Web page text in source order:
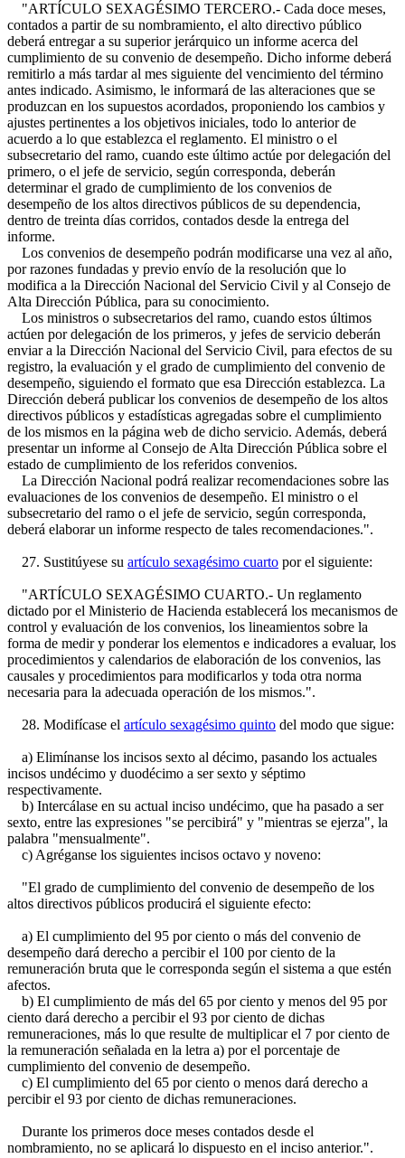
"ARTÍCULO SEXAGÉSIMO TERCERO.- Cada doce meses,
contados a partir de su nombramiento, el alto directivo público
deberá entregar a su superior jerárquico un informe acerca del
cumplimiento de su convenio de desempeño. Dicho informe deberá
remitirlo a más tardar al mes siguiente del vencimiento del término
antes indicado. Asimismo, le informará de las alteraciones que se
produzcan en los supuestos acordados, proponiendo los cambios y
ajustes pertinentes a los objetivos iniciales, todo lo anterior de
acuerdo a lo que establezca el reglamento. El ministro o el
subsecretario del ramo, cuando este último actúe por delegación del
primero, o el jefe de servicio, según corresponda, deberán
determinar el grado de cumplimiento de los convenios de
desempeño de los altos directivos públicos de su dependencia,
dentro de treinta días corridos, contados desde la entrega del
informe.
Los convenios de desempeño podrán modificarse una vez al año,
por razones fundadas y previo envío de la resolución que lo
modifica a la Dirección Nacional del Servicio Civil y al Consejo de
Alta Dirección Pública, para su conocimiento.
Los ministros o subsecretarios del ramo, cuando estos últimos
actúen por delegación de los primeros, y jefes de servicio deberán
enviar a la Dirección Nacional del Servicio Civil, para efectos de su
registro, la evaluación y el grado de cumplimiento del convenio de
desempeño, siguiendo el formato que esa Dirección establezca. La
Dirección deberá publicar los convenios de desempeño de los altos
directivos públicos y estadísticas agregadas sobre el cumplimiento
de los mismos en la página web de dicho servicio. Además, deberá
presentar un informe al Consejo de Alta Dirección Pública sobre el
estado de cumplimiento de los referidos convenios.
La Dirección Nacional podrá realizar recomendaciones sobre las
evaluaciones de los convenios de desempeño. El ministro o el
subsecretario del ramo o el jefe de servicio, según corresponda,
deberá elaborar un informe respecto de tales recomendaciones.".
27. Sustitúyese su artículo sexagésimo cuarto por el siguiente:
"ARTÍCULO SEXAGÉSIMO CUARTO.- Un reglamento
dictado por el Ministerio de Hacienda establecerá los mecanismos de
control y evaluación de los convenios, los lineamientos sobre la
forma de medir y ponderar los elementos e indicadores a evaluar, los
procedimientos y calendarios de elaboración de los convenios, las
causales y procedimientos para modificarlos y toda otra norma
necesaria para la adecuada operación de los mismos.".
28. Modifícase el artículo sexagésimo quinto del modo que sigue:
a) Elimínanse los incisos sexto al décimo, pasando los actuales
incisos undécimo y duodécimo a ser sexto y séptimo
respectivamente.
b) Intercálase en su actual inciso undécimo, que ha pasado a ser
sexto, entre las expresiones "se percibirá" y "mientras se ejerza", la
palabra "mensualmente".
c) Agréganse los siguientes incisos octavo y noveno:
"El grado de cumplimiento del convenio de desempeño de los
altos directivos públicos producirá el siguiente efecto:
a) El cumplimiento del 95 por ciento o más del convenio de
desempeño dará derecho a percibir el 100 por ciento de la
remuneración bruta que le corresponda según el sistema a que estén
afectos.
b) El cumplimiento de más del 65 por ciento y menos del 95 por
ciento dará derecho a percibir el 93 por ciento de dichas
remuneraciones, más lo que resulte de multiplicar el 7 por ciento de
la remuneración señalada en la letra a) por el porcentaje de
cumplimiento del convenio de desempeño.
c) El cumplimiento del 65 por ciento o menos dará derecho a
percibir el 93 por ciento de dichas remuneraciones.
Durante los primeros doce meses contados desde el
nombramiento, no se aplicará lo dispuesto en el inciso anterior.".